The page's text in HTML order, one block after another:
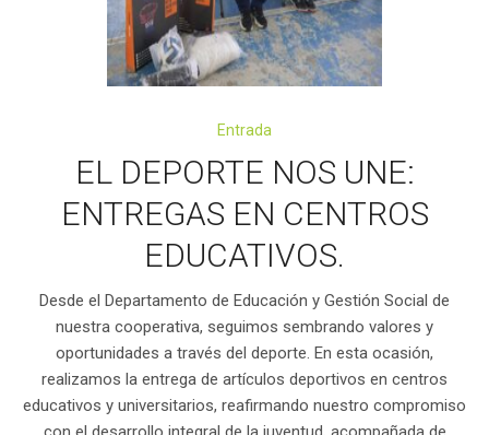
Entrada
EL DEPORTE NOS UNE:
ENTREGAS EN CENTROS
EDUCATIVOS.
Desde el Departamento de Educación y Gestión Social de
nuestra cooperativa, seguimos sembrando valores y
oportunidades a través del deporte. En esta ocasión,
realizamos la entrega de artículos deportivos en centros
educativos y universitarios, reafirmando nuestro compromiso